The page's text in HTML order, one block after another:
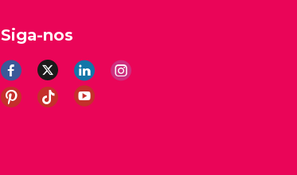
Siga-nos